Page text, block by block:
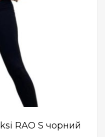
RAO S чорний